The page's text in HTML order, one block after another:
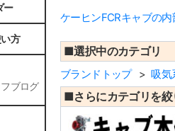
ー
方
ブログ
ケーヒンFCRキャブの
■選択中のカテゴリ
ブランドトップ 吸気
■さらにカテゴリを絞